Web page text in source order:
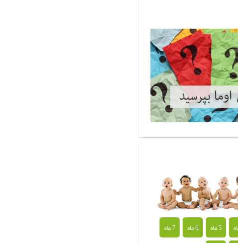
5 ماه 6 ماه
7 ماه